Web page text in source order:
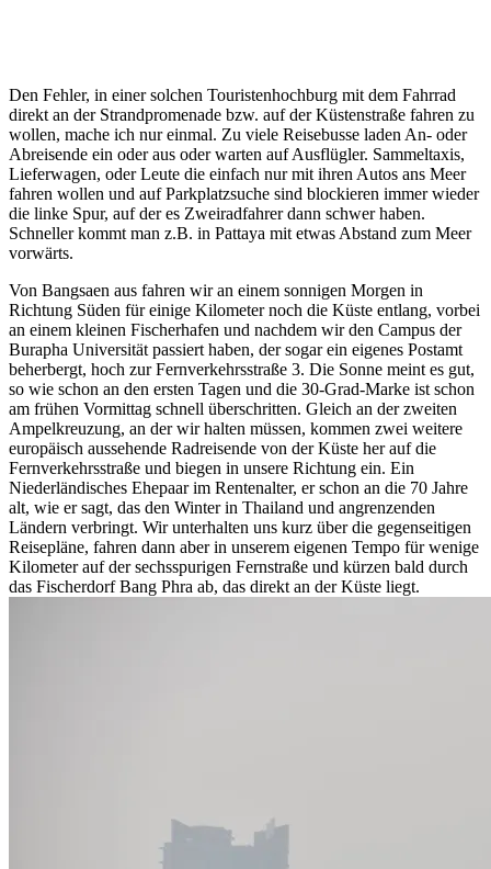
Den Fehler, in einer solchen Touristenhochburg mit dem Fahrrad
direkt an der Strandpromenade bzw. auf der Küstenstraße fahren zu
wollen, mache ich nur einmal. Zu viele Reisebusse laden An- oder
Abreisende ein oder aus oder warten auf Ausflügler. Sammeltaxis,
Lieferwagen, oder Leute die einfach nur mit ihren Autos ans Meer
fahren wollen und auf Parkplatzsuche sind blockieren immer wieder
die linke Spur, auf der es Zweiradfahrer dann schwer haben.
Schneller kommt man z.B. in Pattaya mit etwas Abstand zum Meer
vorwärts.
Von Bangsaen aus fahren wir an einem sonnigen Morgen in
Richtung Süden für einige Kilometer noch die Küste entlang, vorbei
an einem kleinen Fischerhafen und nachdem wir den Campus der
Burapha Universität passiert haben, der sogar ein eigenes Postamt
beherbergt, hoch zur Fernverkehrsstraße 3. Die Sonne meint es gut,
so wie schon an den ersten Tagen und die 30-Grad-Marke ist schon
am frühen Vormittag schnell überschritten. Gleich an der zweiten
Ampelkreuzung, an der wir halten müssen, kommen zwei weitere
europäisch aussehende Radreisende von der Küste her auf die
Fernverkehrsstraße und biegen in unsere Richtung ein. Ein
Niederländisches Ehepaar im Rentenalter, er schon an die 70 Jahre
alt, wie er sagt, das den Winter in Thailand und angrenzenden
Ländern verbringt. Wir unterhalten uns kurz über die gegenseitigen
Reisepläne, fahren dann aber in unserem eigenen Tempo für wenige
Kilometer auf der sechsspurigen Fernstraße und kürzen bald durch
das Fischerdorf Bang Phra ab, das direkt an der Küste liegt.